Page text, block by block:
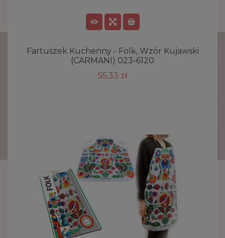
Fartuszek Kuchenny - Folk, Wzór Kujawski
(CARMANI) 023-6120
55,33 zł